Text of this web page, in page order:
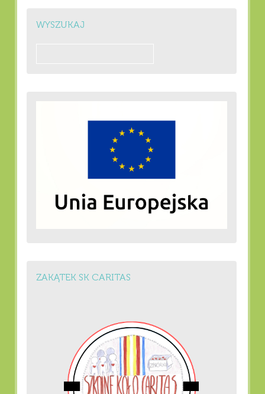
WYSZUKAJ
ZAKĄTEK SK CARITAS